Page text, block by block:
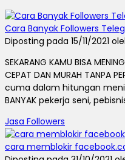
Cara Banyak Followers
Diposting pada 15/11/2021
SEKARANG KAMU BISA
CEPAT DAN MURAH TANPA
cuma dalam hitungan menit
BANYAK pekerja seni,
Jasa Followers
cara memblokir